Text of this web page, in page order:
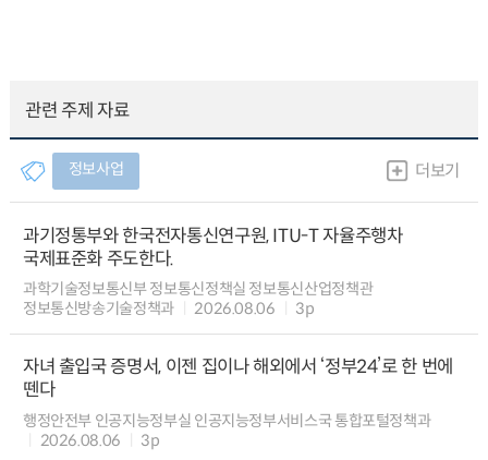
관련 주제 자료
정보사업 더보기
과기정통부와 한국전자통신연구원, ITU-T 자율주행차
국제표준화 주도한다.
과학기술정보통신부 정보통신정책실 정보통신산업정책관
정보통신방송기술정책과
2026.08.06 3p
자녀 출입국 증명서, 이젠 집이나 해외에서 ‘정부24’로 한 번에
뗀다
행정안전부 인공지능정부실 인공지능정부서비스국 통합포털정책과
2026.08.06
3p